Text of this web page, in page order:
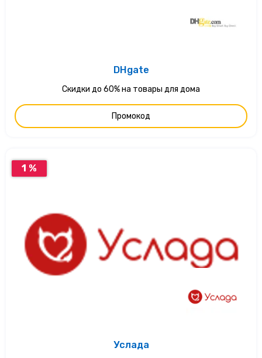
DHgate
Скидки до 60% на товары для дома
Промокод
1 %
Услада